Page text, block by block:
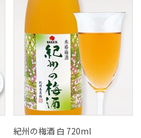
紀州の梅酒 白 720ml